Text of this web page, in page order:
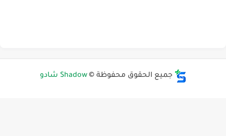
جميع الحقوق محفوظة © Shadow شادو